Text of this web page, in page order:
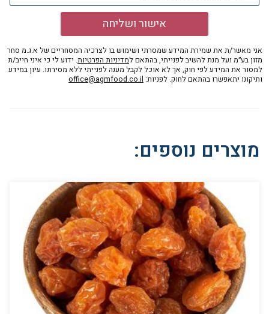
אישור ושליחה
אני מאשר/ת את שמירת המידע שמסרתי ושימוש בו לצרכיה המסחריים של א.ג.מ סחר
מזון בע״מ ועל מנת להשיב לפנייתי, בהתאם למדיניות הפרטיות. ידוע לי כי איני חייב/ת
למסור את המידע לפי חוק, אך לא אוכל לקבל מענה לפנייתי ללא מסירתו. עיון במידע
ותיקונו יתאפשרו בהתאם לחוק. לפניות: office@agmfood.co.il
מוצרים נוספים: